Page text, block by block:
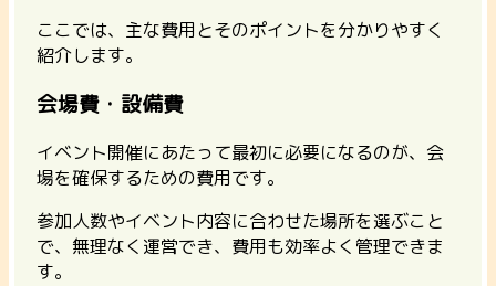
ここでは、主な費用とそのポイントを分かりやすく
紹介します。
会場費・設備費
イベント開催にあたって最初に必要になるのが、会
場を確保するための費用です。
参加人数やイベント内容に合わせた場所を選ぶこと
で、無理なく運営でき、費用も効率よく管理できま
す。